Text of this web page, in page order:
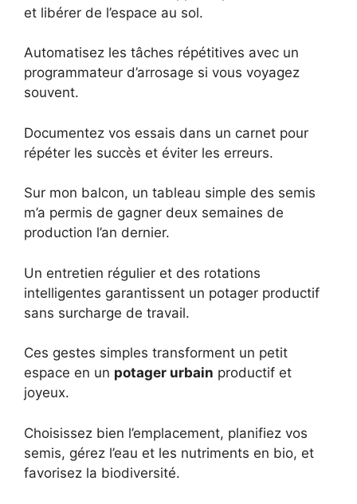
et libérer de l’espace au sol.
Automatisez les tâches répétitives avec un
programmateur d’arrosage si vous voyagez
souvent.
Documentez vos essais dans un carnet pour
répéter les succès et éviter les erreurs.
Sur mon balcon, un tableau simple des semis
m’a permis de gagner deux semaines de
production l’an dernier.
Un entretien régulier et des rotations
intelligentes garantissent un potager productif
sans surcharge de travail.
Ces gestes simples transforment un petit
espace en un potager urbain productif et
joyeux.
Choisissez bien l’emplacement, planifiez vos
semis, gérez l’eau et les nutriments en bio, et
favorisez la biodiversité.